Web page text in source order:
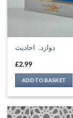
دوازدہ احادیث
£2.99
ADD TO BASKET